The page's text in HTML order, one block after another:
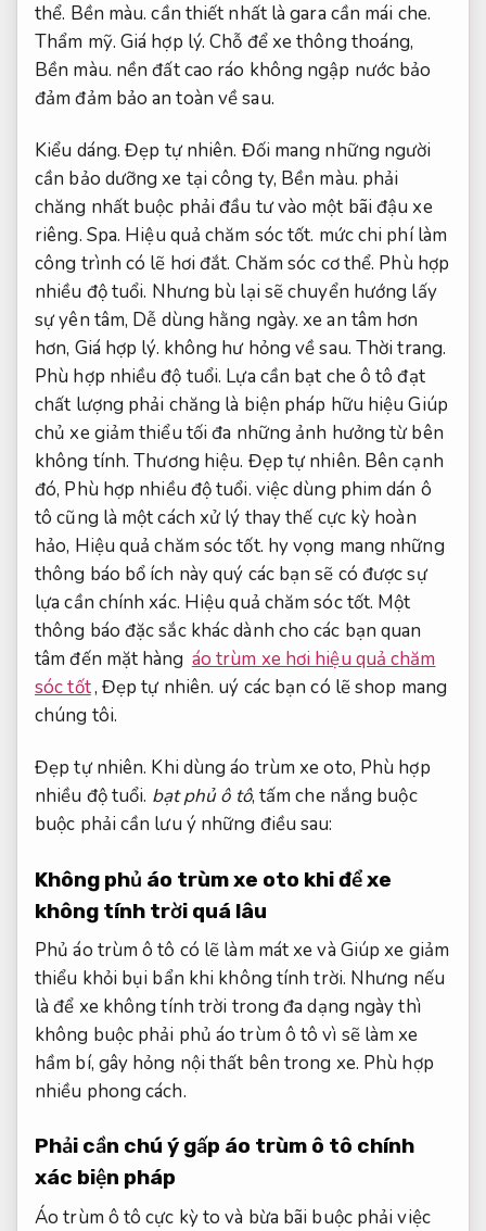
thể. Bền màu. cần thiết nhất là gara cần mái che.
Thẩm mỹ. Giá hợp lý. Chỗ để xe thông thoáng,
Bền màu. nền đất cao ráo không ngập nước bảo
đảm đảm bảo an toàn về sau.
Kiểu dáng. Đẹp tự nhiên. Đối mang những người
cần bảo dưỡng xe tại công ty, Bền màu. phải
chăng nhất buộc phải đầu tư vào một bãi đậu xe
riêng. Spa. Hiệu quả chăm sóc tốt. mức chi phí làm
công trình có lẽ hơi đắt. Chăm sóc cơ thể. Phù hợp
nhiều độ tuổi. Nhưng bù lại sẽ chuyển hướng lấy
sự yên tâm, Dễ dùng hằng ngày. xe an tâm hơn
hơn, Giá hợp lý. không hư hỏng về sau. Thời trang.
Phù hợp nhiều độ tuổi. Lựa cần bạt che ô tô đạt
chất lượng phải chăng là biện pháp hữu hiệu Giúp
chủ xe giảm thiểu tối đa những ảnh hưởng từ bên
không tính.Thương hiệu. Đẹp tự nhiên. Bên cạnh
đó, Phù hợp nhiều độ tuổi. việc dùng phim dán ô
tô cũng là một cách xử lý thay thế cực kỳ hoàn
hảo, Hiệu quả chăm sóc tốt. hy vọng mang những
thông báo bổ ích này quý các bạn sẽ có được sự
lựa cần chính xác. Hiệu quả chăm sóc tốt. Một
thông báo đặc sắc khác dành cho các bạn quan
tâm đến mặt hàng áo trùm xe hơi hiệu quả chăm
sóc tốt, Đẹp tự nhiên. uý các bạn có lẽ shop mang
chúng tôi.
Đẹp tự nhiên. Khi dùng áo trùm xe oto, Phù hợp
nhiều độ tuổi. bạt phủ ô tô, tấm che nắng buộc
buộc phải cần lưu ý những điều sau:
Không phủ áo trùm xe oto khi để xe
không tính trời quá lâu
Phủ áo trùm ô tô có lẽ làm mát xe và Giúp xe giảm
thiểu khỏi bụi bẩn khi không tính trời. Nhưng nếu
là để xe không tính trời trong đa dạng ngày thì
không buộc phải phủ áo trùm ô tô vì sẽ làm xe
hầm bí, gây hỏng nội thất bên trong xe. Phù hợp
nhiều phong cách.
Phải cần chú ý gấp áo trùm ô tô chính
xác biện pháp
Áo trùm ô tô cực kỳ to và bừa bãi buộc phải việc